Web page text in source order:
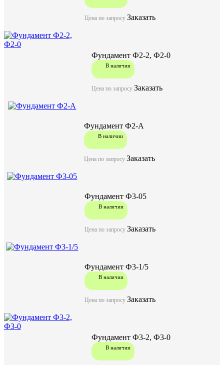
Цена по запросу Заказать
В наличии
Фундамент Ф2-2, Ф2-0
Цена по запросуЗаказать
В наличии
Фундамент Ф2-А
Цена по запросу Заказать
В наличии
Фундамент Ф3-05
Цена по запросу Заказать
В наличии
Фундамент Ф3-1/5
Цена по запросуЗаказать
В наличии
Фундамент Ф3-2, Ф3-0